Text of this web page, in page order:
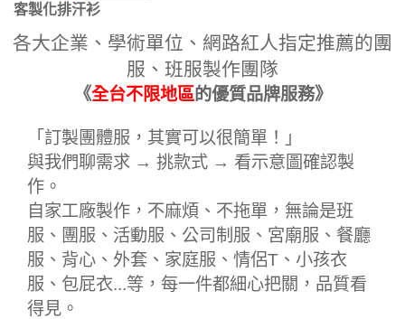
客製化排汗衫
各大企業、學術單位、網路紅人指定推薦的團
服、班服製作團隊
《全台不限地區的優質品牌服務》
「訂製團體服，其實可以很簡單！」
與我們聊需求 → 挑款式 → 看示意圖確認製
作。
自家工廠製作，不麻煩、不拖單，無論是班
服、團服、活動服、公司制服、宮廟服、餐廳
服、背心、外套、家庭服、情侶T、小孩衣
服、包屁衣...等，每一件都細心把關，品質看
得見。